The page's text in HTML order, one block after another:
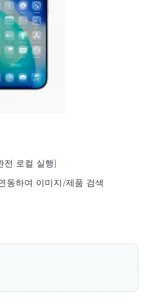
전 로컬 실행)
동하여 이미지/제품 검색